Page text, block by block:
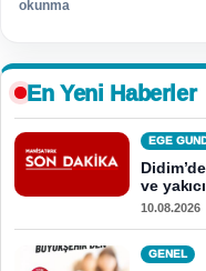
okunma
En Yeni Haberler
EGE
ve
10.08.2026
GENEL